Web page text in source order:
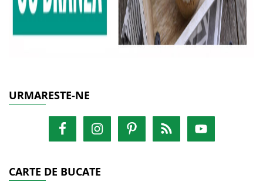
URMARESTE-NE
CARTE DE BUCATE